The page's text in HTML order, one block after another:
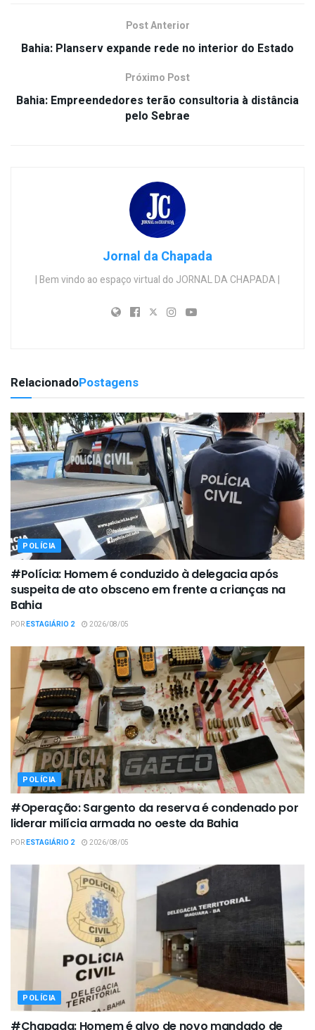
Post Anterior
Bahia: Planserv expande rede no interior do Estado
Próximo Post
Bahia: Empreendedores terão consultoria à distância
pelo Sebrae
Jornal da Chapada
| Bem vindo ao espaço virtual do JORNAL DA CHAPADA |
RelacionadoPostagens
POLÍCIA
#Polícia: Homem é conduzido à delegacia após
suspeita de ato obsceno em frente a crianças na
Bahia
PORESTAGIÁRIO 2 2026/08/05
POLÍCIA
#Operação: Sargento da reserva é condenado por
liderar milícia armada no oeste da Bahia
PORESTAGIÁRIO 2 2026/08/05
POLÍCIA
#Chapada: Homem é alvo de novo mandado de